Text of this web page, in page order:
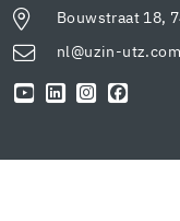
Bouwstraat 18,
nl@uzin-utz.com